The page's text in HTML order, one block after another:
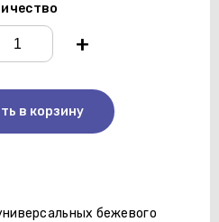
+
в корзину
бежевого